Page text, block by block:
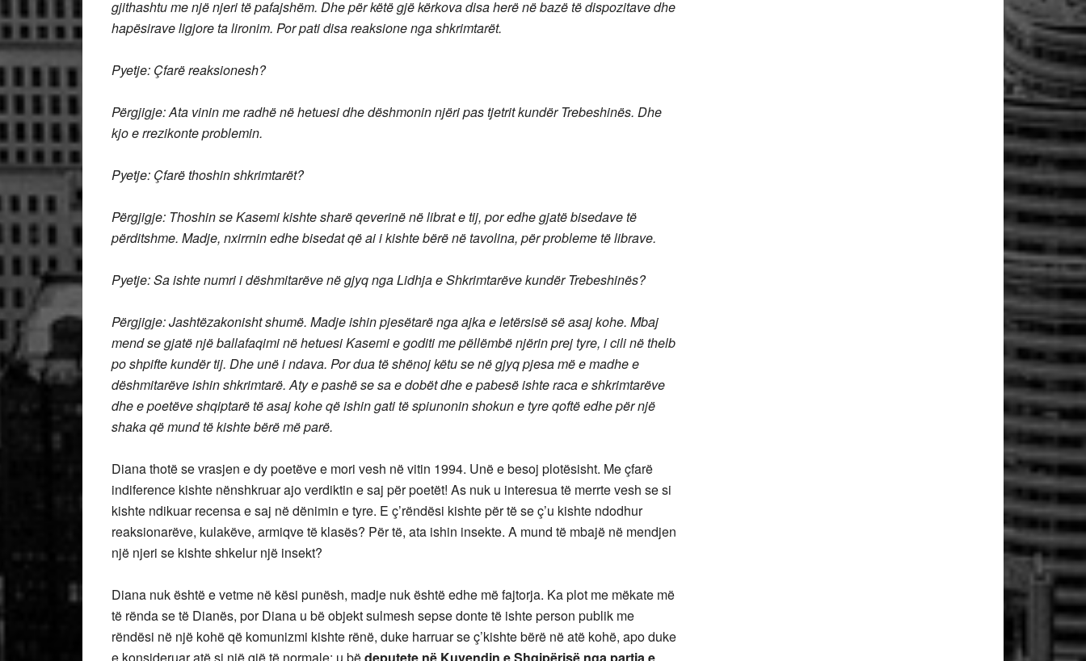
gjithashtu me një njeri të pafajshëm. Dhe për këtë gjë kërkova disa herë në bazë të dispozitave dhe
hapësirave ligjore ta lironim. Por pati disa reaksione nga shkrimtarët.
Pyetje: Çfarë reaksionesh?
Përgjigje: Ata vinin me radhë në hetuesi dhe dëshmonin njëri pas tjetrit kundër Trebeshinës. Dhe
kjo e rrezikonte problemin.
Pyetje: Çfarë thoshin shkrimtarët?
Përgjigje: Thoshin se Kasemi kishte sharë qeverinë në librat e tij, por edhe gjatë bisedave të
përditshme. Madje, nxirrnin edhe bisedat që ai i kishte bërë në tavolina, për probleme të librave.
Pyetje: Sa ishte numri i dëshmitarëve në gjyq nga Lidhja e Shkrimtarëve kundër Trebeshinës?
Përgjigje: Jashtëzakonisht shumë. Madje ishin pjesëtarë nga ajka e letërsisë së asaj kohe. Mbaj
mend se gjatë një ballafaqimi në hetuesi Kasemi e goditi me pëllëmbë njërin prej tyre, i cili në thelb
po shpifte kundër tij. Dhe unë i ndava. Por dua të shënoj këtu se në gjyq pjesa më e madhe e
dëshmitarëve ishin shkrimtarë. Aty e pashë se sa e dobët dhe e pabesë ishte raca e shkrimtarëve
dhe e poetëve shqiptarë të asaj kohe që ishin gati të spiunonin shokun e tyre qoftë edhe për një
shaka që mund të kishte bërë më parë.
Diana thotë se vrasjen e dy poetëve e mori vesh në vitin 1994. Unë e besoj plotësisht. Me çfarë
indiference kishte nënshkruar ajo verdiktin e saj për poetët! As nuk u interesua të merrte vesh se si
kishte ndikuar recensa e saj në dënimin e tyre. E ç’rëndësi kishte për të se ç’u kishte ndodhur
reaksionarëve, kulakëve, armiqve të klasës? Për të, ata ishin insekte. A mund të mbajë në mendjen
një njeri se kishte shkelur një insekt?
Diana nuk është e vetme në kësi punësh, madje nuk është edhe më fajtorja. Ka plot me mëkate më
të rënda se të Dianës, por Diana u bë objekt sulmesh sepse donte të ishte person publik me
rëndësi në një kohë që komunizmi kishte rënë, duke harruar se ç’kishte bërë në atë kohë, apo duke